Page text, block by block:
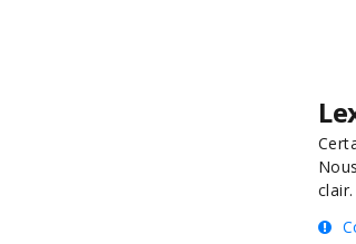
clair.